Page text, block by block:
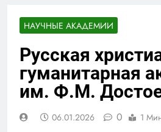
НАУЧНЫЕ АКАДЕМИИ
Русская
гуманитарная
им. Ф.М.
06.01.2026 0 1